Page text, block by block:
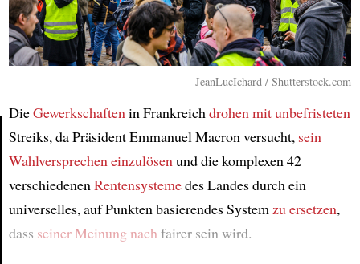
Article
JeanLucIchard / Shutterstock.com
DieGewerkschaften in Frankreich drohen mitunbefristeten
Streiks, da Präsident Emmanuel Macron versucht, sein
Wahlversprechen einzulösen und die komplexen 42
verschiedenen Rentensystemedes Landes durch ein
universelles, auf Punkten basierendes System zu ersetzen,
dass seiner Meinung nach fairer sein wird.